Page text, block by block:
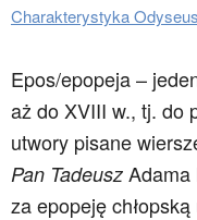
Charakterystyka
Epos/epopeja –
aż do XVIII w., tj. do
utwory pisane
Pan Tadeusz Adama
za epopeję